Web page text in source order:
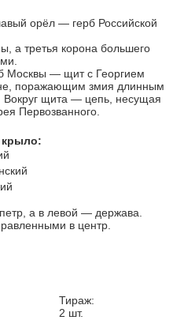
орёл — герб Российской
а третья корона большего
Москвы — щит с Георгием
поражающим змия длинным
Вокруг щита — цепь, несущая
Первозванного.
крыло:
а в левой — держава.
в центр.
Тираж:
2 шт.